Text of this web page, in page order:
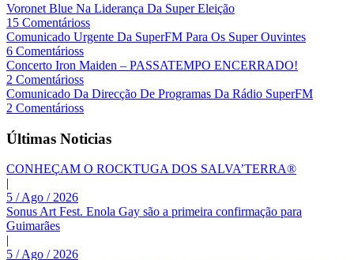
Voronet Blue Na Liderança Da Super Eleição
15 Comentárioss
Comunicado Urgente Da SuperFM Para Os Super Ouvintes
6 Comentárioss
Concerto Iron Maiden – PASSATEMPO ENCERRADO!
2 Comentárioss
Comunicado Da Direcção De Programas Da Rádio SuperFM
2 Comentárioss
Últimas Noticias
CONHEÇAM O ROCKTUGA DOS SALVA’TERRA®
|
5 / Ago / 2026
Sonus Art Fest. Enola Gay são a primeira confirmação para
Guimarães
|
5 / Ago / 2026